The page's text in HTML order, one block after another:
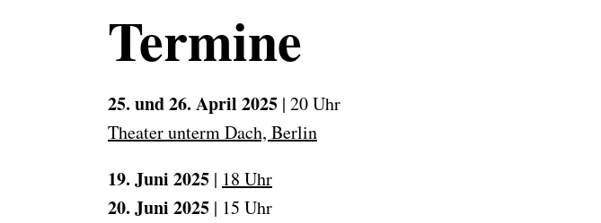
Termine
25. und 26. April 2025 | 20 Uhr
Theater unterm Dach, Berlin
19. Juni 2025 | 18 Uhr
20. Juni 2025 | 15 Uhr